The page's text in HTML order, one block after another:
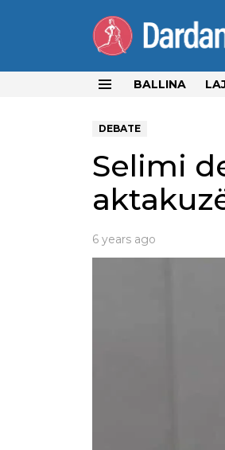
BALLINA
DEBATE
Selimi
6 years ago